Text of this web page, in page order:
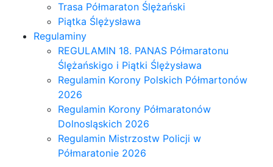
Trasa Półmaraton Ślężański
Piątka Ślężysława
Regulaminy
REGULAMIN 18. PANAS Półmaratonu
Ślężańskigo i Piątki Ślężysława
Regulamin Korony Polskich Półmartonów
2026
Regulamin Korony Półmaratonów
Dolnosląskich 2026
Regulamin Mistrzostw Policji w
Półmaratonie 2026